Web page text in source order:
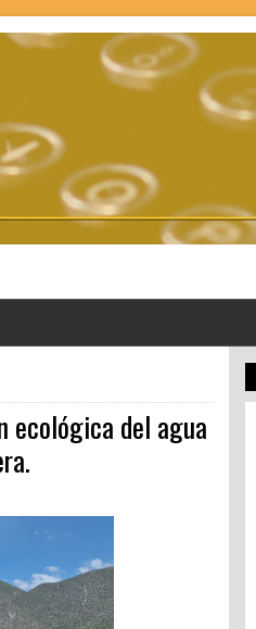
ecológica del agua